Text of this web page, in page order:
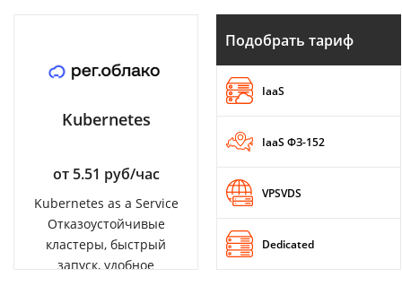
Kubernetes
от 5.51 руб/час
Kubernetes as a Service
Отказоустойчивые
кластеры, быстрый
запуск, удобное
Подобрать тариф
IaaS
IaaS ФЗ-152
VPSVDS
Dedicated